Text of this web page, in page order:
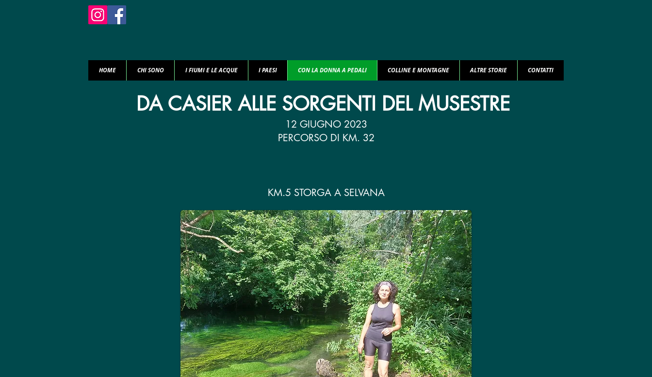
HOME CHI SONO I FIUMI E LE ACQUE I PAESI CON LA DONNA A PEDALI COLLINE E MONTAGNE ALTRE STORIE CONTATTI
DA CASIER ALLE SORGENTI DEL MUSESTRE
12 GIUGNO 2023
PERCORSO DI KM. 32
KM.5 STORGA A SELVANA